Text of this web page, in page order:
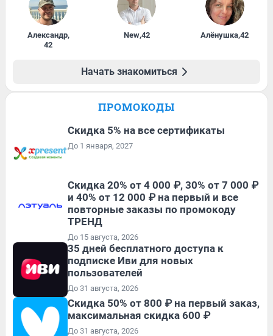
Александр,
42
New,42 Алёнушка,42
Начать знакомиться
ПРОМОКОДЫ
Скидка 5% на все сертификаты
До 1 января, 2027
Скидка 20% от 4 000 ₽, 30% от 7 000 ₽
и 40% от 12 000 ₽ на первый и все
повторные заказы по промокоду
ТРЕНД
До 15 августа, 2026
35 дней бесплатного доступа к
подписке Иви для новых
пользователей
До 31 августа, 2026
Скидка 50% от 800 ₽ на первый заказ,
максимальная скидка 600 ₽
До 31 августа, 2026